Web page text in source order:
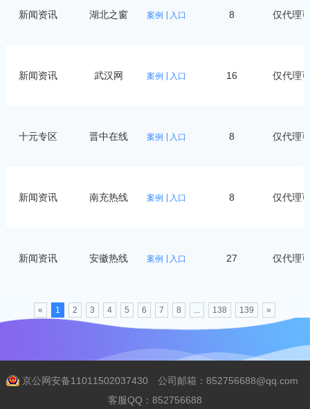
新闻资讯 湖北之窗 案例 入口 8 仅代理
新闻资讯 武汉网 案例 入口 16 仅代理
十元专区 晋中在线 案例 入口 8 仅代理
新闻资讯 南充热线 案例 入口 8 仅代理
新闻资讯 安徽热线 案例 入口 27 仅代理
« 1 2 3 4 5 6 7 8 ... 138 139 »
京公网安备11011502037430 公司邮箱：852756688@qq.com
客服QQ：852756688